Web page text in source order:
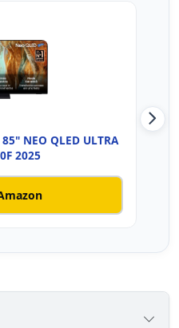
NEO QLED ULTRA
2025